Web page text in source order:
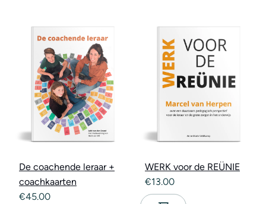
De coachende leraar +
coachkaarten
€45.00
WERK voor de REÜNIE
€13.00